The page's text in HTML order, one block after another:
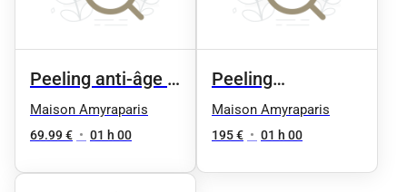
Peeling anti-âge &
anti-tache (
réalisable toute
Maison Amyraparis
69.99 € • 01 h 00
Peeling
Resurfaçant &
Peau Neuve
Maison Amyraparis
195 € • 01 h 00